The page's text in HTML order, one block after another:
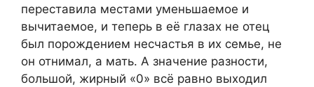
переставила местами уменьшаемое и
вычитаемое, и теперь в её глазах не отец
был порождением несчастья в их семье, не
он отнимал, а мать. А значение разности,
большой, жирный «0» всё равно выходил